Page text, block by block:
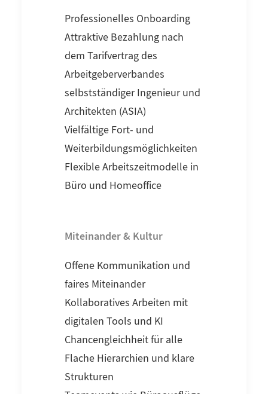
Professionelles Onboarding
Attraktive Bezahlung nach
dem Tarifvertrag des
Arbeitgeberverbandes
selbstständiger Ingenieur und
Architekten (ASIA)
Vielfältige Fort- und
Weiterbildungsmöglichkeiten
Flexible Arbeitszeitmodelle in
Büro und Homeoffice
Miteinander & Kultur
Offene Kommunikation und
faires Miteinander
Kollaboratives Arbeiten mit
digitalen Tools und KI
Chancengleichheit für alle
Flache Hierarchien und klare
Strukturen